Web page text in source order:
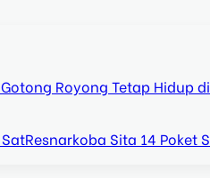
Royong Tetap Hidup
Sita 14 Poket